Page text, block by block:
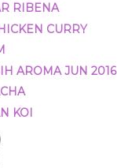
RIBENA
CURRY
AROMA JUN 2016
KOI